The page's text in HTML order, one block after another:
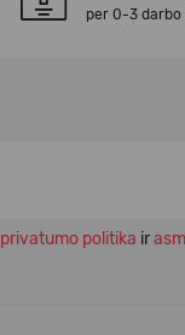
per 0-3 darbo
privatumo politika ir